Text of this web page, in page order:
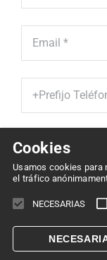
He leído y acepto la '
Cookies
Usamos cookies para
el tráfico
NECESARIAS